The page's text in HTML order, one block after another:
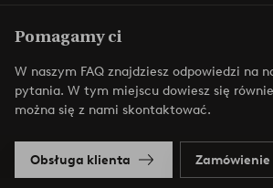
Pomagamy ci
W naszym FAQ znajdziesz odpowiedzi na
pytania. W tym miejscu dowiesz się
można się z nami skontaktować.
Obsługa klienta Zamówienie